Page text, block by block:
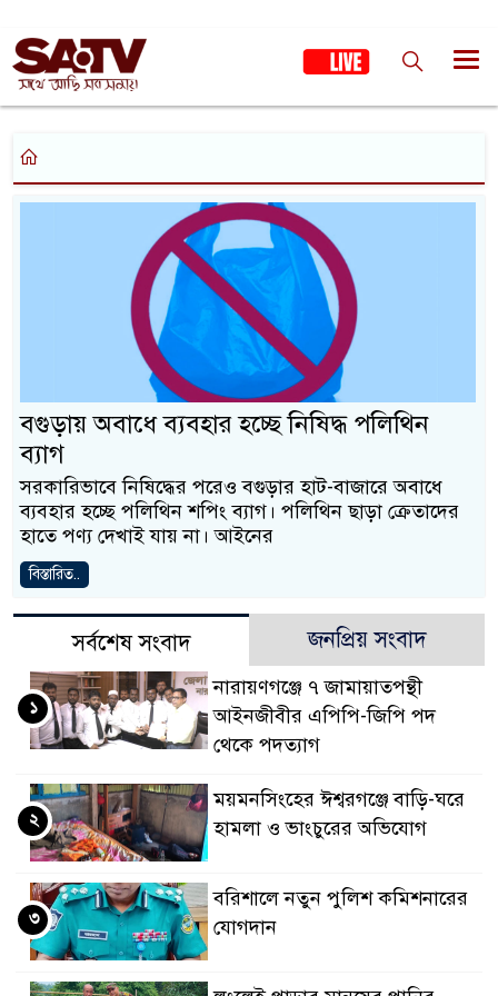
বগুড়ায় অবাধে ব্যবহার হচ্ছে নিষিদ্ধ পলিথিন
ব্যাগ
সরকারিভাবে নিষিদ্ধের পরেও বগুড়ার হাট-বাজারে অবাধে
ব্যবহার হচ্ছে পলিথিন শপিং ব্যাগ। পলিথিন ছাড়া ক্রেতাদের
হাতে পণ্য দেখাই যায় না। আইনের
বিস্তারিত..
সর্বশেষ সংবাদ জনপ্রিয় সংবাদ
নারায়ণগঞ্জে ৭ জামায়াতপন্থী
আইনজীবীর এপিপি-জিপি পদ
থেকে পদত্যাগ
১
ময়মনসিংহের ঈশ্বরগঞ্জে বাড়ি-ঘরে
হামলা ও ভাংচুরের অভিযোগ
২
বরিশালে নতুন পুলিশ কমিশনারের
যোগদান
৩